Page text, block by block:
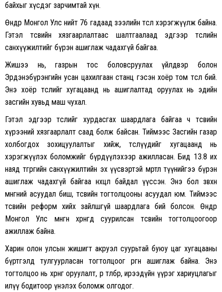
байхыг хүсдэг зарчимтай хүн.
Өнөөдөр Монгол Улс нийт 76 гадаад зээлийн төсөл хэрэгжүүлж байна.
Гэтэл төсвийн хязгаарлалтаас шалтгаалаад эдгээр төслийн
санхүүжилтийг бүрэн ашиглаж чадахгүй байгаа.
Жишээ нь, газрын тос боловсруулах үйлдвэр болон
Эрдэнэбүрэнгийн усан цахилгаан станц гэсэн хоёр том төсөл бий.
Энэ хоёр төслийг хугацаанд нь ашиглалтад оруулах нь эдийн
засгийн хувьд маш чухал.
Гэтэл эдгээр төслийг хурдасгах шаардлага байгаа ч төсвийн
хүрээний хязгаарлалт саад болж байсан. Тиймээс Засгийн газар
холбогдох зохицуулалтыг хийж, төслүүдийг хугацаанд нь
хэрэгжүүлэх боломжийг бүрдүүлэхээр ажилласан. Бид 13.8 их
наяд төгрөгийн санхүүжилтийн эх үүсвэртэй мөртлөө түүнийгээ бүрэн
ашиглаж чадахгүй байгаа нөхцөл байдал үүссэн. Энэ бол зөвхөн
мөнгөний асуудал биш, төсвийн тогтолцооны асуудал юм. Тиймээс
төсвийн реформ хийх зайлшгүй шаардлага бий болсон. Өнөөдөр
Монгол Улс мөнгөн хөрөнгөд суурилсан төсвийн тогтолцоогоор
ажиллаж байна.
Харин олон улсын жишигт акруэл суурьтай буюу цаг хугацааны
бүртгэлд тулгуурласан тогтолцоог өргөн ашиглаж байна. Энэ
тогтолцоо нь хөрөнгө оруулалт, өр төлбөр, ирээдүйн үүрэг хариуцлагыг
илүү бодитоор үнэлэх боломж олгодог.